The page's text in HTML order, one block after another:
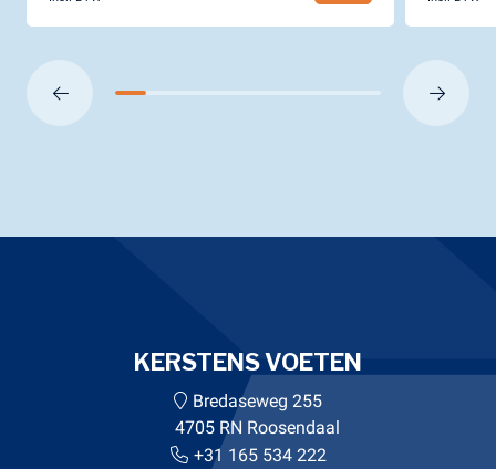
KERSTENS VOETEN
Bredaseweg 255
4705 RN Roosendaal
+31 165 534 222